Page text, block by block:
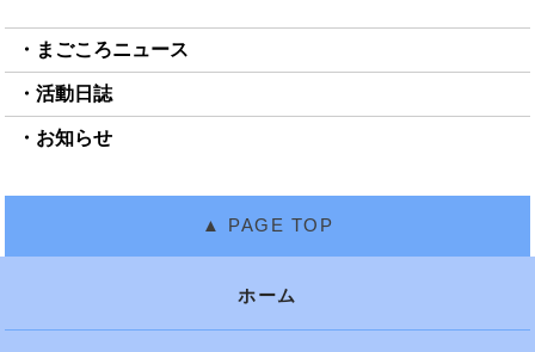
まごころニュース
活動日誌
お知らせ
ホーム